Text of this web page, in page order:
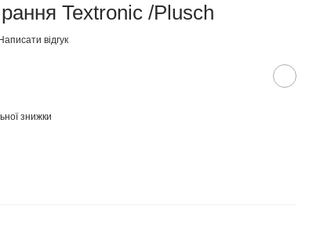
Textronic /Plusch
Написати відгук
знижки